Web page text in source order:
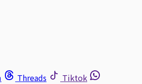
Threads
Tiktok